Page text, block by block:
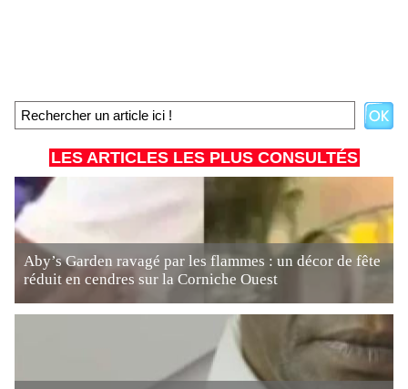
LES ARTICLES LES PLUS CONSULTÉS
Aby’s Garden ravagé par les flammes : un décor de fête
réduit en cendres sur la Corniche Ouest